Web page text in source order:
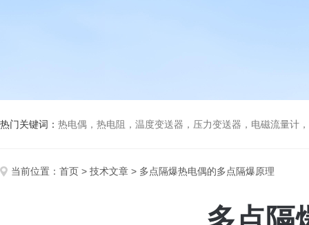
热门关键词： 热电偶，热电阻，温度变送器，压力变送器，电磁流量计，
当前位置： 首页 > 技术文章 > 多点隔爆热电偶的多点隔爆原理